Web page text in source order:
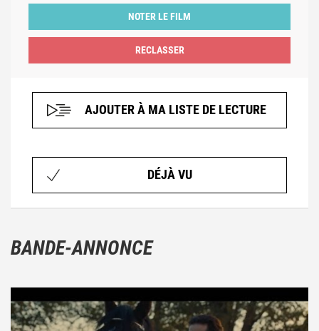
NOTER LE FILM
AJOUTER À MA LISTE DE LECTURE
DÉJÀ VU
BANDE-ANNONCE